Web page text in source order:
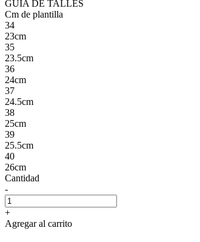
GUIA DE TALLES
Cm de plantilla
34
23cm
35
23.5cm
36
24cm
37
24.5cm
38
25cm
39
25.5cm
40
26cm
Cantidad
-
+
Agregar al carrito